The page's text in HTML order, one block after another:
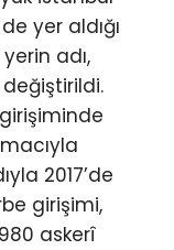
yer aldığı
adı,
2017’de
girişimi,
askerî